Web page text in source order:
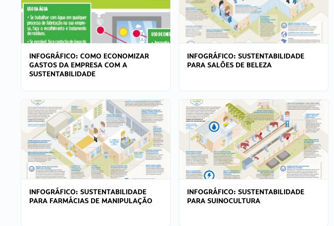
INFOGRÁFICO: COMO ECONOMIZAR
GASTOS DA EMPRESA COM A
SUSTENTABILIDADE
INFOGRÁFICO: SUSTENTABILIDADE
PARA SALÕES DE BELEZA
INFOGRÁFICO: SUSTENTABILIDADE
PARA FARMÁCIAS DE MANIPULAÇÃO
INFOGRÁFICO: SUSTENTABILIDADE
PARA SUINOCULTURA